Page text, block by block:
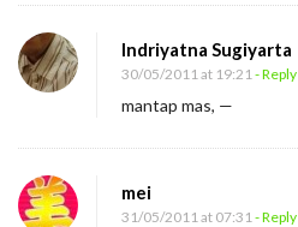
Indriyatna Sugiyarta
30/05/2011 at 19:21 - Reply
mantap mas, —
mei
31/05/2011 at 07:31 - Reply